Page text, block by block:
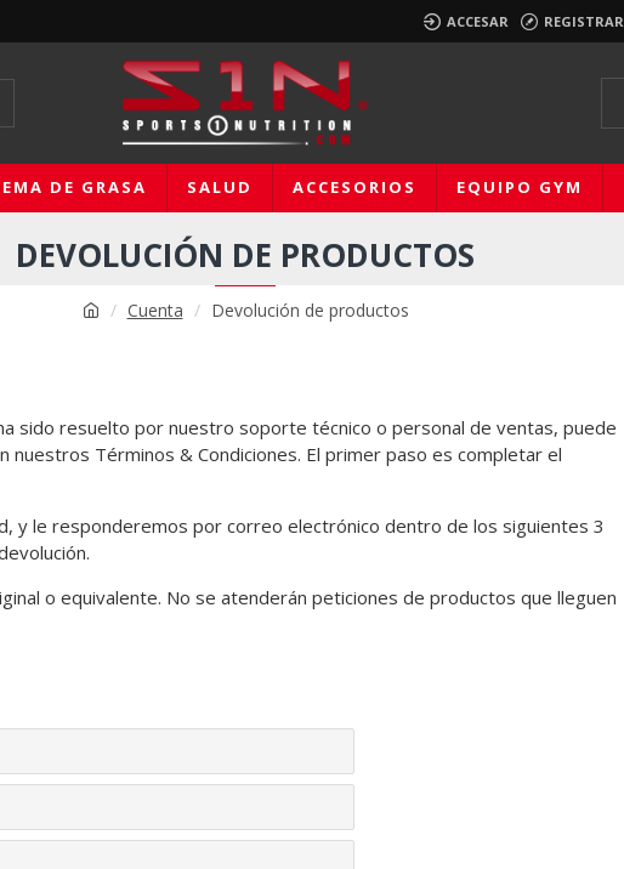
ACCESAR REGISTRAR
DE GRASA SALUD ACCESORIOS EQUIPO GYM
Cuenta Devolución de productos
DEVOLUCIÓN DE PRODUCTOS
sido resuelto por nuestro soporte técnico o personal de ventas, puede
Términos & Condiciones. El primer paso es completar el
y le responderemos por correo electrónico dentro de los siguientes 3
o equivalente. No se atenderán peticiones de productos que lleguen